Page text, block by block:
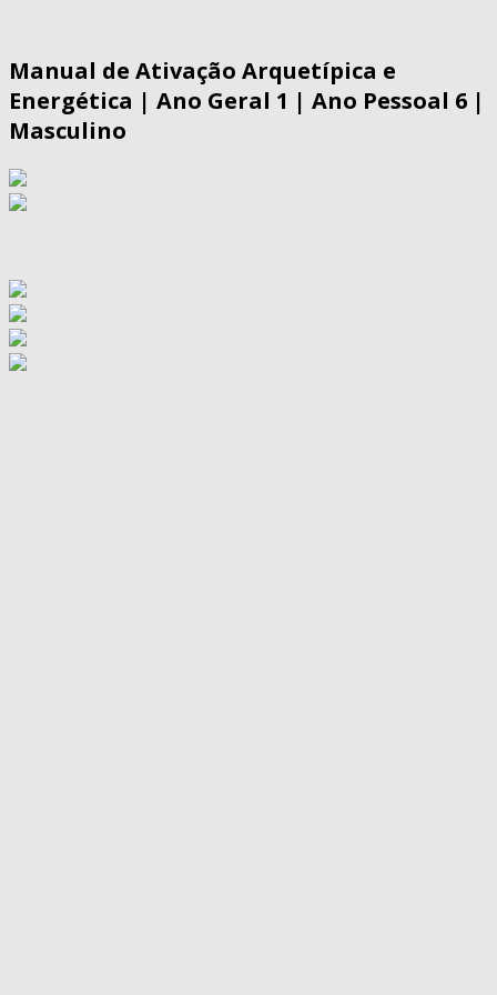
Manual de Ativação Arquetípica e
Energética | Ano Geral 1 | Ano Pessoal 6 |
Masculino